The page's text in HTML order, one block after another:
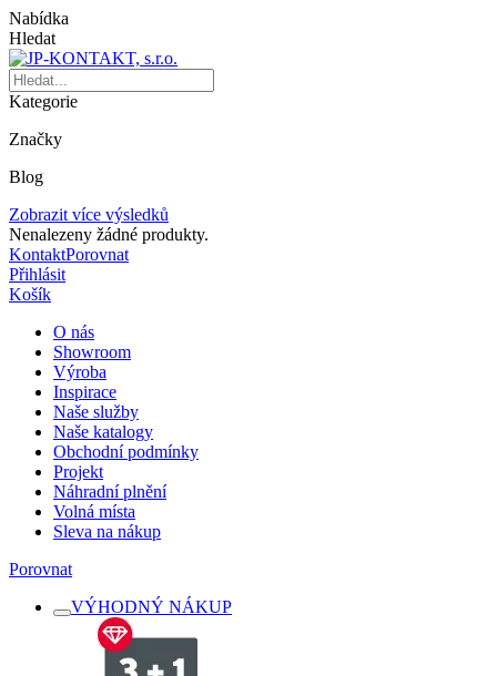
Nabídka
Hledat
Kategorie
Značky
Blog
Zobrazit více výsledků
Nenalezeny žádné produkty.
KontaktPorovnat
Přihlásit
Košík
O nás
Showroom
Výroba
Inspirace
Naše služby
Naše katalogy
Obchodní podmínky
Projekt
Náhradní plnění
Volná místa
Sleva na nákup
Porovnat
VÝHODNÝ NÁKUP